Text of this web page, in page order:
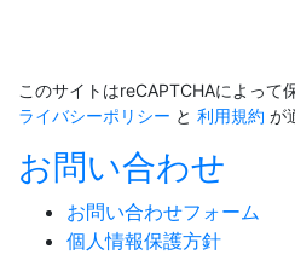
このサイトはreCAPTCHAによって
ライバシーポリシー と 利用規約 が
お問い合わせ
お問い合わせフォーム
個人情報保護方針